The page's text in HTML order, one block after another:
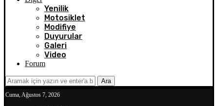
Yenilik
Motosiklet
Modifiye
Duyurular
Galeri
Video
Forum
Ara
Cuma, Ağustos 7, 2026